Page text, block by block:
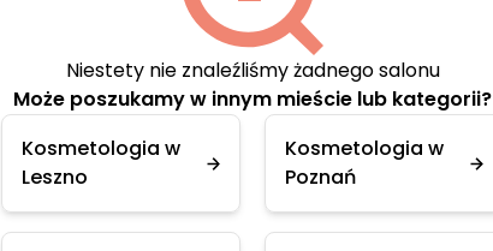
Niestety nie znaleźliśmy żadnego salonu
Może poszukamy w innym mieście lub kategorii?
Kosmetologia w
Leszno
Kosmetologia w
Poznań